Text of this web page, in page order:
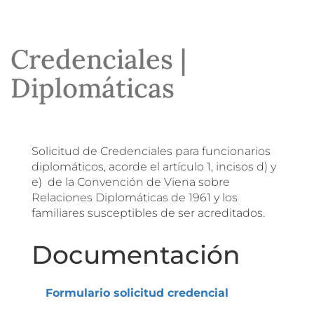
Credenciales |
Diplomáticas
Solicitud de Credenciales para funcionarios
diplomáticos, acorde el artículo 1, incisos d) y
e) de la Convención de Viena sobre
Relaciones Diplomáticas de 1961 y los
familiares susceptibles de ser acreditados.
Documentación
Formulario solicitud credencial